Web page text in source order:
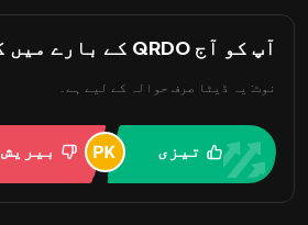
آپ کو آج QRDO کے بارے میں کیسا لگتا ہے؟
نوٹ: یہ ڈیٹا صرف حوالہ کے لیے ہے۔
تیزی بیریش